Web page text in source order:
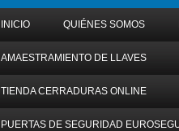
INICIO QUIÉNES SOMOS
AMAESTRAMIENTO DE LLAVES
TIENDA CERRADURAS ONLINE
PUERTAS DE SEGURIDAD